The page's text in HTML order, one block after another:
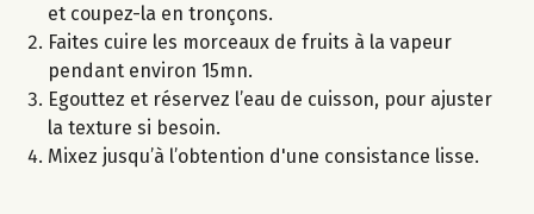
et coupez-la en tronçons.
Faites cuire les morceaux de fruits à la vapeur
pendant environ 15mn.
Egouttez et réservez l’eau de cuisson, pour ajuster
la texture si besoin.
Mixez jusqu’à l’obtention d'une consistance lisse.